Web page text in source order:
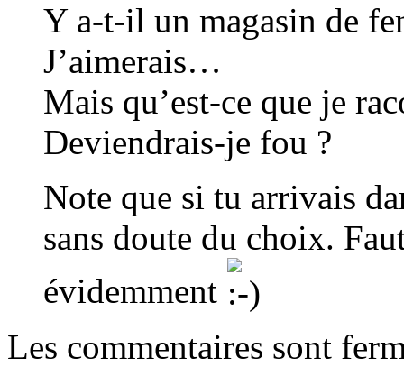
Y a-t-il un magasin de
J’aimerais…
Mais qu’est-ce que je
Deviendrais-je fou ?
Note que si tu arrivais
sans doute du choix.
évidemment
Les commentaires sont